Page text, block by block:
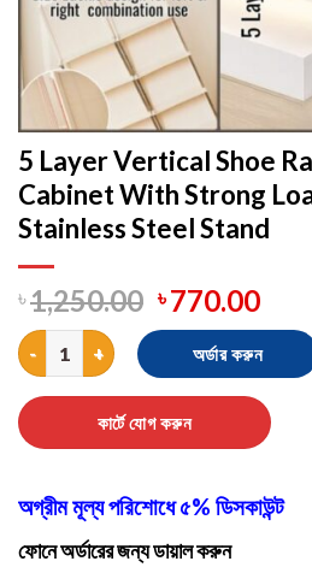
5 Layer Vertical Shoe
Cabinet With Strong
Stainless Steel Stand
৳1,250.00 ৳770.00
5 Layer Vertical Shoe Rack Space
অর্ডার করুন
কার্টে যোগ করুন
অগ্রীম মূল্য পরিশোধে ৫% ডিসকাউন্ট
ফোনে অর্ডারের জন্য ডায়াল করুন